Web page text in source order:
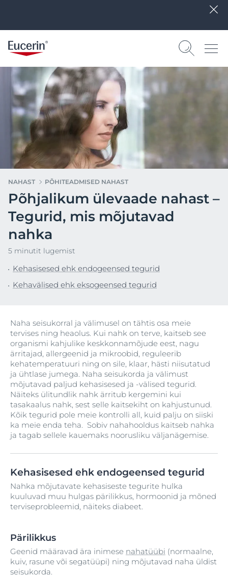
NAHAST PÕHITEADMISED NAHAST
Põhjalikum ülevaade nahast –
Tegurid, mis mõjutavad
nahka
5 minutit lugemist
Kehasisesed ehk endogeensed tegurid
Kehavälised ehk eksogeensed tegurid
Naha seisukorral ja välimusel on tähtis osa meie
tervises ning heaolus. Kui nahk on terve, kaitseb see
organismi kahjulike keskkonnamõjude eest, nagu
ärritajad, allergeenid ja mikroobid, reguleerib
kehatemperatuuri ning on sile, klaar, hästi niisutatud
ja ühtlase jumega. Naha seisukorda ja välimust
mõjutavad paljud kehasisesed ja -välised tegurid.
Näiteks ülitundlik nahk ärritub kergemini kui
tasakaalus nahk, sest selle kaitsekiht on kahjustunud.
Kõik tegurid pole meie kontrolli all, kuid palju on siiski
ka meie enda teha. Sobiv nahahooldus kaitseb nahka
ja tagab sellele kauemaks noorusliku väljanägemise.
Kehasisesed ehk endogeensed tegurid
Nahka mõjutavate kehasiseste tegurite hulka
kuuluvad muu hulgas pärilikkus, hormoonid ja mõned
terviseprobleemid, näiteks diabeet.
Pärilikkus
Geenid määravad ära inimese nahatüübi (normaalne,
kuiv, rasune või segatüüpi) ning mõjutavad naha üldist
seisukorda.